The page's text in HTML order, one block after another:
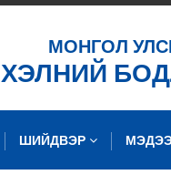
МОНГОЛ
ХЭЛНИЙ
ШИЙДВЭР